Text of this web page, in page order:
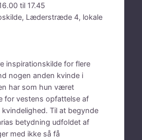
til 17.45
Læderstræde 4, lokale
inspirationskilde for flere
nogen anden kvinde i
har som hun været
for vestens opfattelse af
Til at begynde
betydning udfoldet af
med ikke så få